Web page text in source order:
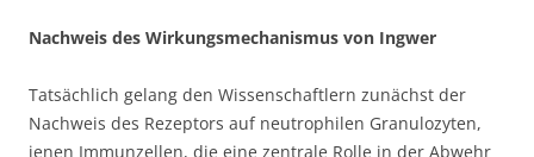
Nachweis des Wirkungsmechanismus von Ingwer
Tatsächlich gelang den Wissenschaftlern zunächst der
Nachweis des Rezeptors auf neutrophilen Granulozyten,
jenen Immunzellen, die eine zentrale Rolle in der Abwehr